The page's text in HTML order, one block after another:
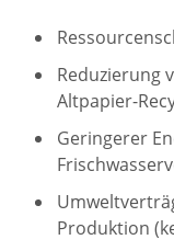
Reduzierung
Altpapier-
Geringerer
Produktion